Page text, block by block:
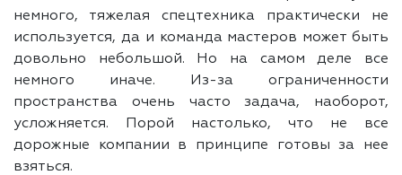
немного, тяжелая спецтехника практически не
используется, да и команда мастеров может быть
довольно небольшой. Но на самом деле все
немного иначе. Из-за ограниченности
пространства очень часто задача, наоборот,
усложняется. Порой настолько, что не все
дорожные компании в принципе готовы за нее
взяться.